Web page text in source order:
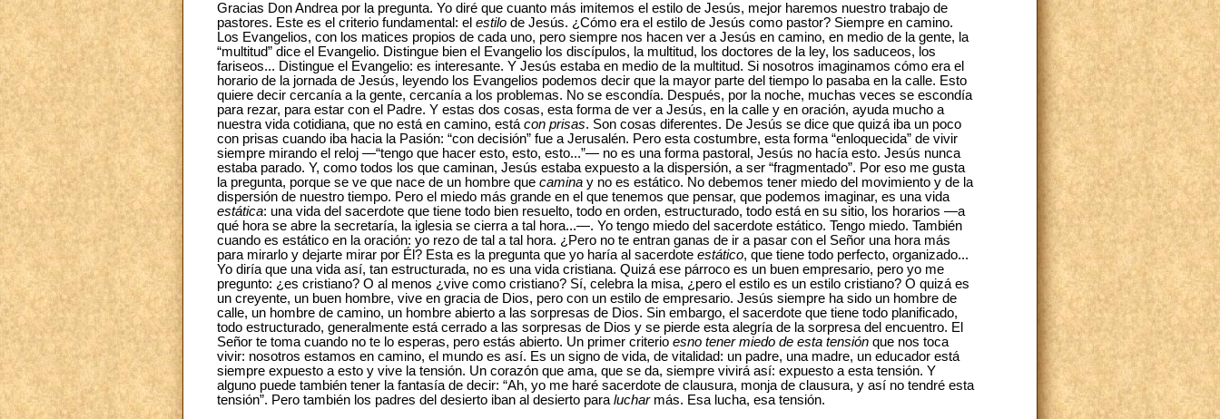
Gracias Don Andrea por la pregunta. Yo diré que cuanto más imitemos el estilo de Jesús, mejor haremos nuestro trabajo de
pastores. Este es el criterio fundamental: el estilo de Jesús. ¿Cómo era el estilo de Jesús como pastor? Siempre en camino.
Los Evangelios, con los matices propios de cada uno, pero siempre nos hacen ver a Jesús en camino, en medio de la gente, la
“multitud” dice el Evangelio. Distingue bien el Evangelio los discípulos, la multitud, los doctores de la ley, los saduceos, los
fariseos... Distingue el Evangelio: es interesante. Y Jesús estaba en medio de la multitud. Si nosotros imaginamos cómo era el
horario de la jornada de Jesús, leyendo los Evangelios podemos decir que la mayor parte del tiempo lo pasaba en la calle. Esto
quiere decir cercanía a la gente, cercanía a los problemas. No se escondía. Después, por la noche, muchas veces se escondía
para rezar, para estar con el Padre. Y estas dos cosas, esta forma de ver a Jesús, en la calle y en oración, ayuda mucho a
nuestra vida cotidiana, que no está en camino, está con prisas. Son cosas diferentes. De Jesús se dice que quizá iba un poco
con prisas cuando iba hacia la Pasión: “con decisión” fue a Jerusalén. Pero esta costumbre, esta forma “enloquecida” de vivir
siempre mirando el reloj —“tengo que hacer esto, esto, esto...”— no es una forma pastoral, Jesús no hacía esto. Jesús nunca
estaba parado. Y, como todos los que caminan, Jesús estaba expuesto a la dispersión, a ser “fragmentado”. Por eso me gusta
la pregunta, porque se ve que nace de un hombre que camina y no es estático. No debemos tener miedo del movimiento y de la
dispersión de nuestro tiempo. Pero el miedo más grande en el que tenemos que pensar, que podemos imaginar, es una vida
estática: una vida del sacerdote que tiene todo bien resuelto, todo en orden, estructurado, todo está en su sitio, los horarios —a
qué hora se abre la secretaría, la iglesia se cierra a tal hora...—. Yo tengo miedo del sacerdote estático. Tengo miedo. También
cuando es estático en la oración: yo rezo de tal a tal hora. ¿Pero no te entran ganas de ir a pasar con el Señor una hora más
para mirarlo y dejarte mirar por Él? Esta es la pregunta que yo haría al sacerdote estático, que tiene todo perfecto, organizado...
Yo diría que una vida así, tan estructurada, no es una vida cristiana. Quizá ese párroco es un buen empresario, pero yo me
pregunto: ¿es cristiano? O al menos ¿vive como cristiano? Sí, celebra la misa, ¿pero el estilo es un estilo cristiano? O quizá es
un creyente, un buen hombre, vive en gracia de Dios, pero con un estilo de empresario. Jesús siempre ha sido un hombre de
calle, un hombre de camino, un hombre abierto a las sorpresas de Dios. Sin embargo, el sacerdote que tiene todo planificado,
todo estructurado, generalmente está cerrado a las sorpresas de Dios y se pierde esta alegría de la sorpresa del encuentro. El
Señor te toma cuando no te lo esperas, pero estás abierto. Un primer criterio esno tener miedo de esta tensión que nos toca
vivir: nosotros estamos en camino, el mundo es así. Es un signo de vida, de vitalidad: un padre, una madre, un educador está
siempre expuesto a esto y vive la tensión. Un corazón que ama, que se da, siempre vivirá así: expuesto a esta tensión. Y
alguno puede también tener la fantasía de decir: “Ah, yo me haré sacerdote de clausura, monja de clausura, y así no tendré esta
tensión”. Pero también los padres del desierto iban al desierto para lucharmás. Esa lucha, esa tensión.